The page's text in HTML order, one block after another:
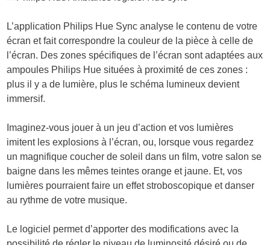
L’application Philips Hue Sync analyse le contenu de votre
écran et fait correspondre la couleur de la pièce à celle de
l’écran. Des zones spécifiques de l’écran sont adaptées aux
ampoules Philips Hue situées à proximité de ces zones :
plus il y a de lumière, plus le schéma lumineux devient
immersif.
Imaginez-vous jouer à un jeu d’action et vos lumières
imitent les explosions à l’écran, ou, lorsque vous regardez
un magnifique coucher de soleil dans un film, votre salon se
baigne dans les mêmes teintes orange et jaune. Et, vos
lumières pourraient faire un effet stroboscopique et danser
au rythme de votre musique.
Le logiciel permet d’apporter des modifications avec la